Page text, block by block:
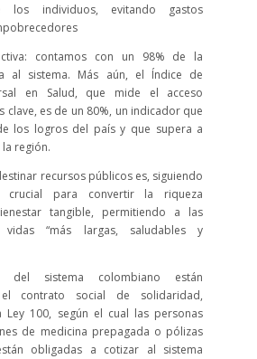
los individuos, evitando gastos
contamos con un 98% de la
al sistema. Más aún, el Índice de
en Salud, que mide el acceso
clave, es de un 80%, un indicador que
los logros del país y que supera a
región.
recursos públicos es, siguiendo
crucial para convertir la riqueza
tangible, permitiendo a las
vidas “más largas, saludables y
del sistema colombiano están
contrato social de solidaridad,
Ley 100, según el cual las personas
de medicina prepagada o pólizas
obligadas a cotizar al sistema